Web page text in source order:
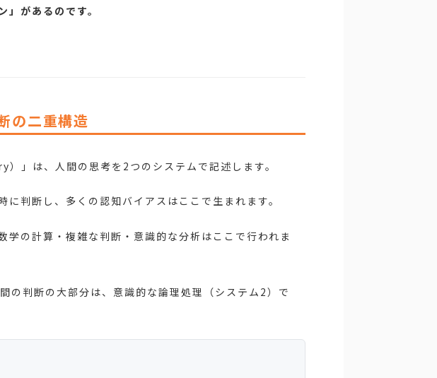
があるのです。
の二重構造
」は、人間の思考を2つのシステムで記述します。
判断し、多くの認知バイアスはここで生まれます。
の計算・複雑な判断・意識的な分析はここで行われま
の判断の大部分は、意識的な論理処理（システム2）で